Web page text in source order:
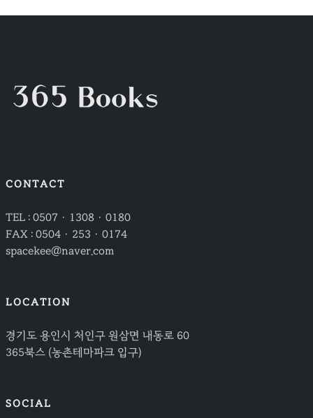
CONTACT
TEL : 0507 · 1308 · 0180
FAX : 0504 · 253 · 0174
spacekee@naver.com
LOCATION
경기도 용인시 처인구 원삼면 내동로 60
365북스 (농촌테마파크 입구)
SOCIAL